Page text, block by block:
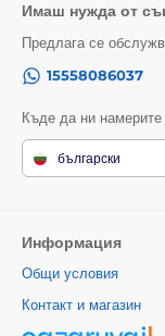
Имаш нужда от
Предлага се
15558086037
Къде да ни намерите
български
Информация
Общи условия
Контакт и магазин